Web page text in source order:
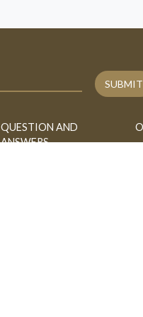
SUBMIT
QUESTION AND
ANSWERS